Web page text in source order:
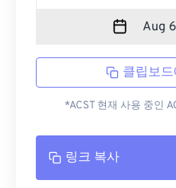
클립보
*ACST 현재 사용 중인
링크 복사